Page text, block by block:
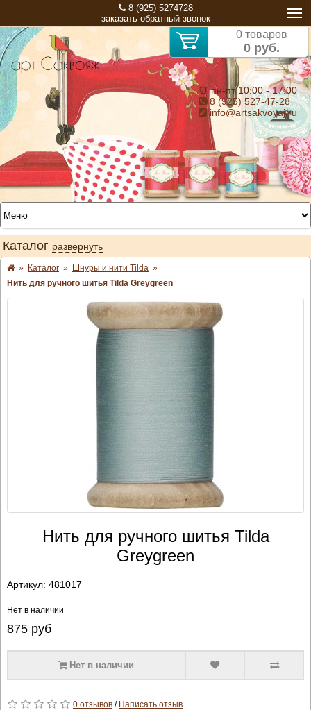
8 (925) 5274728
заказать обратный звонок
0 товаров
0 руб.
⏰ пн-пт 10:00 - 17:00
8 (925) 527-47-28
info@artsakvoyaj.ru
Каталог развернуть
» Каталог » Шнуры и нити Tilda »
Нить для ручного шитья Tilda Greygreen
Нить для ручного шитья Tilda
Greygreen
Артикул: 481017
Нет в наличии
875руб
Нет в наличии
0 отзывов/ Написать отзыв